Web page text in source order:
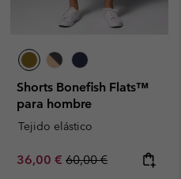
Shorts Bonefish Flats™
para hombre
Tejido elástico
Sale price:
36,00 € Regular price:
60,00 €